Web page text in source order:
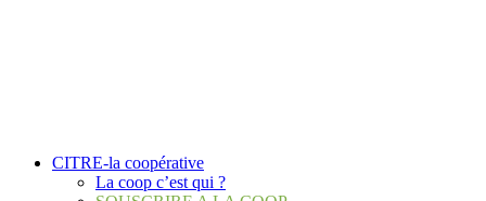
CITRE-la coopérative
La coop c’est qui ?